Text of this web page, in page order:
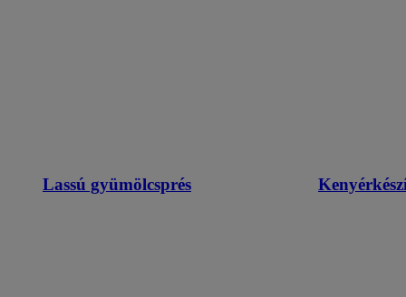
Lassú gyümölcsprés